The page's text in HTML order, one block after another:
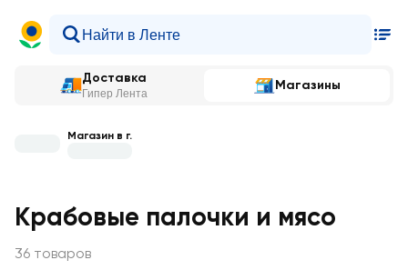
Доставка
Гипер Лента
Магазины
Магазин в г.
Крабовые палочки и мясо
36 товаров